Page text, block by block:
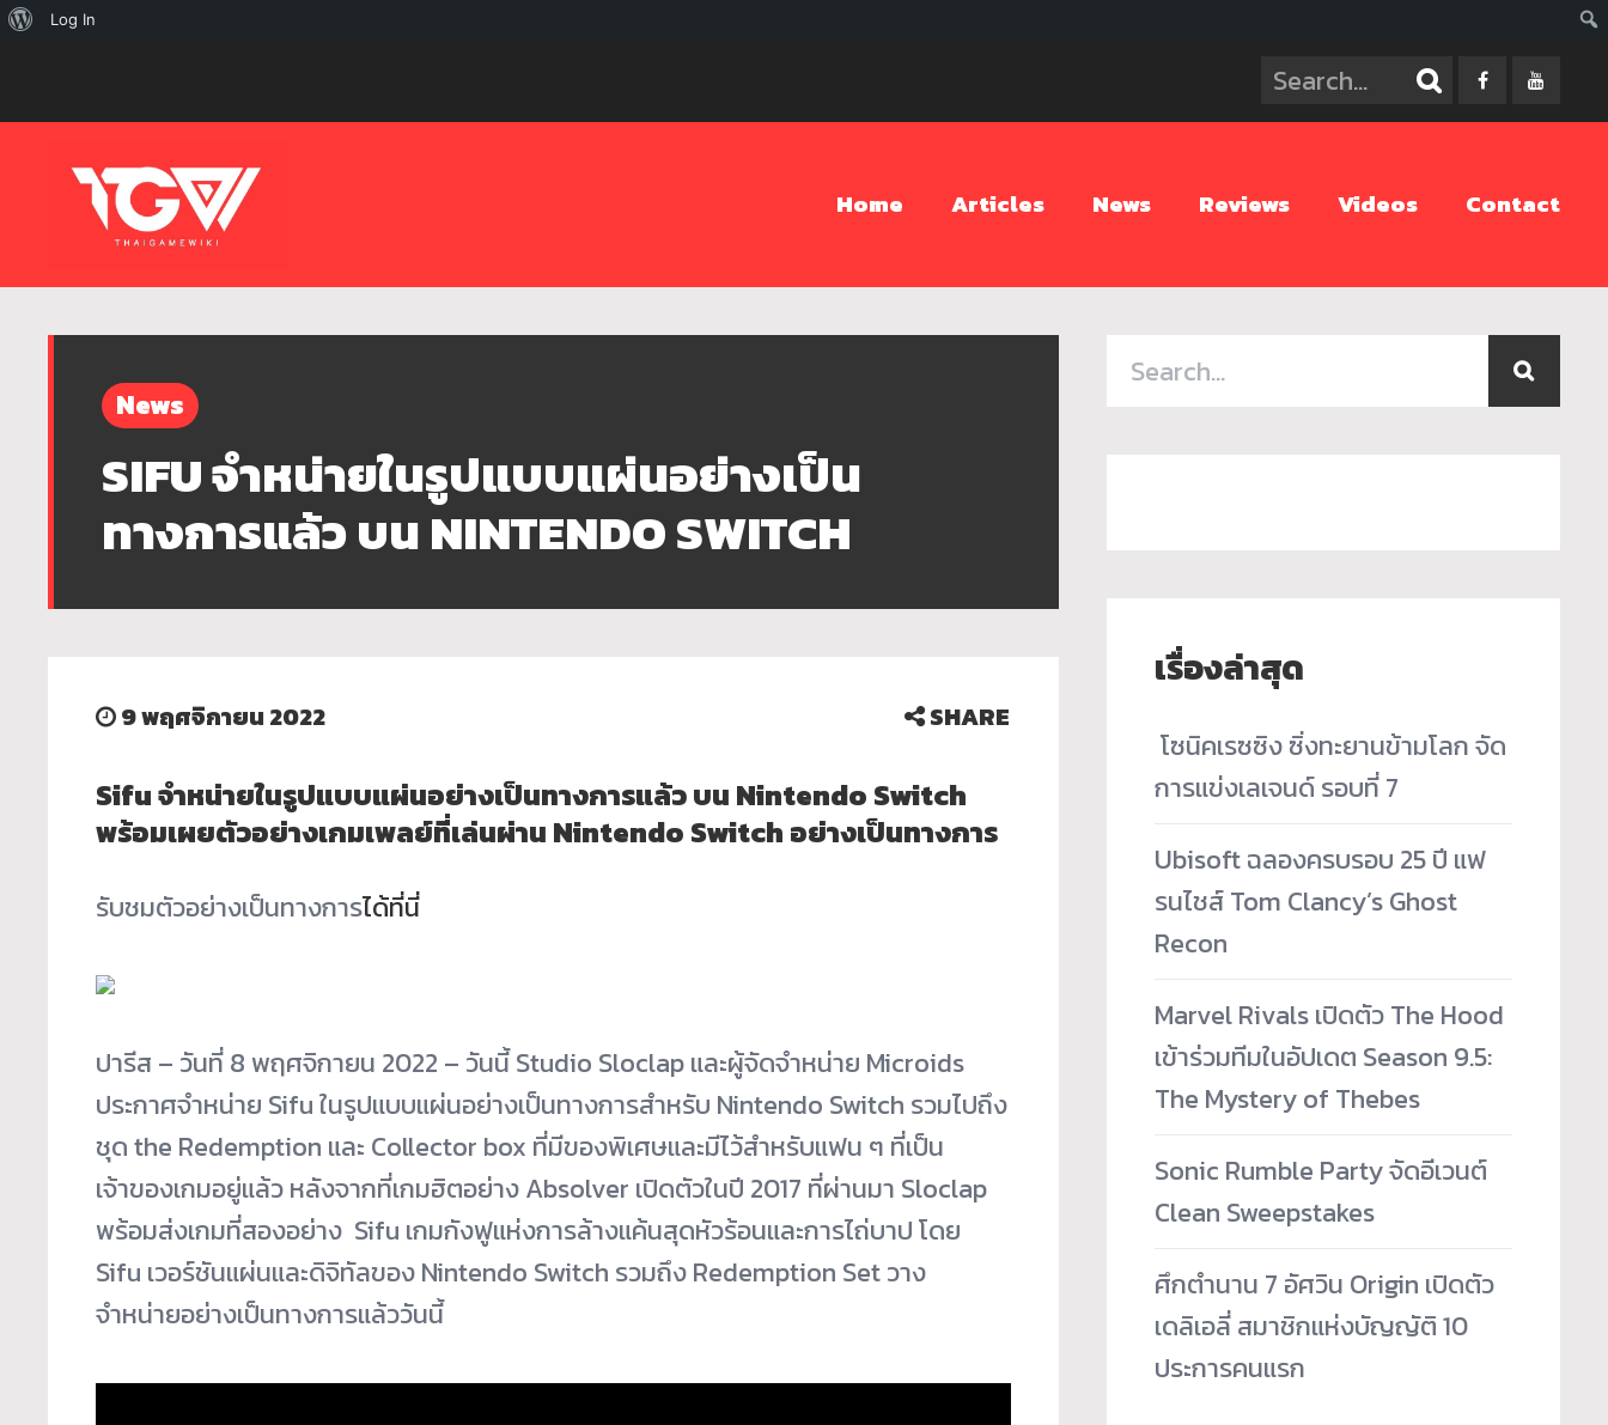
Home Articles News Reviews Videos Contact
News
SIFU จำหน่ายในรูปแบบแผ่นอย่างเป็น
ทางการแล้ว บน NINTENDO SWITCH
9 พฤศจิกายน 2022 SHARE
Sifu จำหน่ายในรูปแบบแผ่นอย่างเป็นทางการแล้ว บน Nintendo Switch
พร้อมเผยตัวอย่างเกมเพลย์ที่เล่นผ่าน Nintendo Switch อย่างเป็นทางการ
รับชมตัวอย่างเป็นทางการได้ที่นี่
ปารีส – วันที่ 8 พฤศจิกายน 2022 – วันนี้ Studio Sloclap และผู้จัดจำหน่าย Microids
ประกาศจำหน่าย Sifu ในรูปแบบแผ่นอย่างเป็นทางการสำหรับ Nintendo Switch รวมไปถึง
ชุด the Redemption และ Collector box ที่มีของพิเศษและมีไว้สำหรับแฟน ๆ ที่เป็น
เจ้าของเกมอยู่แล้ว หลังจากที่เกมฮิตอย่าง Absolver เปิดตัวในปี 2017 ที่ผ่านมา Sloclap
พร้อมส่งเกมที่สองอย่าง Sifu เกมกังฟูแห่งการล้างแค้นสุดหัวร้อนและการไถ่บาป โดย
Sifu เวอร์ชันแผ่นและดิจิทัลของ Nintendo Switch รวมถึง Redemption Set วาง
จำหน่ายอย่างเป็นทางการแล้ววันนี้
เรื่องล่าสุด
­ โซนิคเรซซิง ซิ่งทะยานข้ามโลก จัด
การแข่งเลเจนด์ รอบที่ 7
Ubisoft ฉลองครบรอบ 25 ปี แฟ
รนไชส์ Tom Clancy’s Ghost
Recon
Marvel Rivals เปิดตัว The Hood
เข้าร่วมทีมในอัปเดต Season 9.5:
The Mystery of Thebes
Sonic Rumble Party จัดอีเวนต์
Clean Sweepstakes
ศึกตำนาน 7 อัศวิน Origin เปิดตัว
เดลิเอลี่ สมาชิกแห่งบัญญัติ 10
ประการคนแรก
เกี่ยวLog In